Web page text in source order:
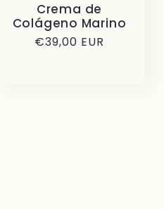
Crema de
Colágeno Marino
Precio
€39,00 EUR